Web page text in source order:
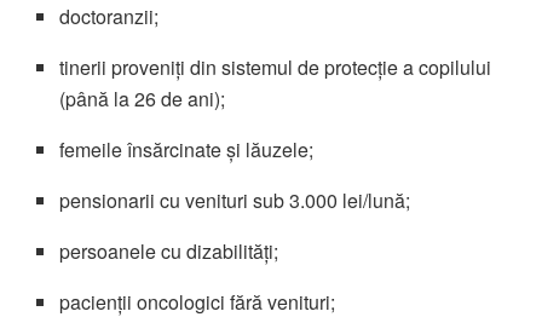
doctoranzii;
tinerii proveniți din sistemul de protecție a copilului
(până la 26 de ani);
femeile însărcinate și lăuzele;
pensionarii cu venituri sub 3.000 lei/lună;
persoanele cu dizabilități;
pacienții oncologici fără venituri;